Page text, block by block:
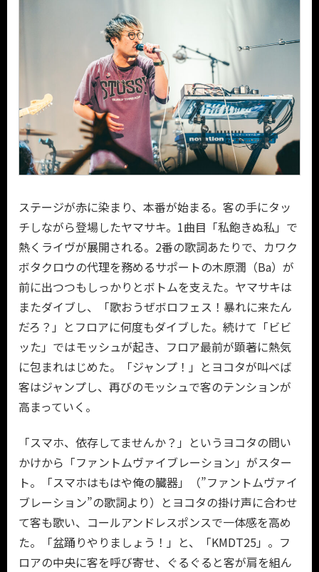
ステージが赤に染まり、本番が始まる。客の手にタッ
チしながら登場したヤマサキ。1曲目「私飽きぬ私」で
熱くライヴが展開される。2番の歌詞あたりで、カワク
ボタクロウの代理を務めるサポートの木原潤（Ba）が
前に出つつもしっかりとボトムを支えた。ヤマサキは
またダイブし、「歌おうぜボロフェス！暴れに来たん
だろ？」とフロアに何度もダイブした。続けて「ビビ
ッた」ではモッシュが起き、フロア最前が顕著に熱気
に包まれはじめた。「ジャンプ！」とヨコタが叫べば
客はジャンプし、再びのモッシュで客のテンションが
高まっていく。
「スマホ、依存してませんか？」というヨコタの問い
かけから「ファントムヴァイブレーション」がスター
ト。「スマホはもはや俺の臓器」（”ファントムヴァイ
ブレーション”の歌詞より）とヨコタの掛け声に合わせ
て客も歌い、コールアンドレスポンスで一体感を高め
た。「盆踊りやりましょう！」と、「KMDT25」。フ
ロアの中央に客を呼び寄せ、ぐるぐると客が肩を組ん